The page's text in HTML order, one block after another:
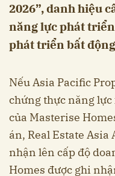
2026”, danh hiệu
năng lực phát
phát triển bất
Nếu Asia Pacific
chứng thực năng
của Masterise
án, Real Estate
nhận lên cấp độ
Homes được ghi